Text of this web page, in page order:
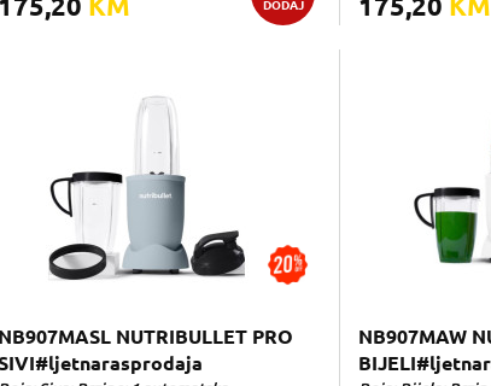
DODAJ
NB907MASL NUTRIBULLET PRO
NB907MAW